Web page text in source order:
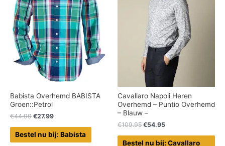
Babista Overhemd BABISTA
Groen::Petrol
€44.99 €27.99
Bestel nu bij: Babista
Cavallaro Napoli Heren
Overhemd – Puntio Overhemd
– Blauw –
€109.95 €54.95
Bestel nu bij: Cavallaro